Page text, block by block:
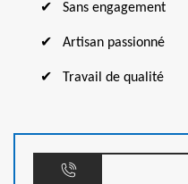
Sans engagement
Artisan passionné
Travail de qualité